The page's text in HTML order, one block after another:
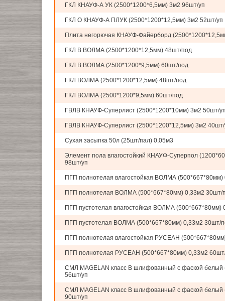
ГКЛ КНАУФ-А УК (2500*1200*6,5мм) 3м2 96шт/уп
ГКЛ О КНАУФ-А ПЛУК (2500*1200*12,5мм) 3м2 52шт/уп
Плита негорючая КНАУФ-Файерборд
ГКЛ В ВОЛМА (2500*1200*12,5мм) 48шт/под
ГКЛ В ВОЛМА (2500*1200*9,5мм) 60шт/под
ГКЛ ВОЛМА (2500*1200*12,5мм) 48шт/под
ГКЛ ВОЛМА (2500*1200*9,5мм) 60шт/под
ГВЛВ КНАУФ-Суперлист (2500*1200*10мм) 3м2 50шт/
ГВЛВ КНАУФ-Суперлист (2500*1200*12,5мм) 3м2 40шт/
Сухая засыпка 50л (25шт/пал) 0,05м3
Элемент пола влагостойкий КНАУФ-Суперпол
98шт/уп
ПГП полнотелая влагостойкая ВОЛМА
ПГП полнотелая ВОЛМА (500*667*80мм) 0,33м2 30шт/
ПГП пустотелая влагостойкая ВОЛМА (500*667*80мм)
ПГП пустотелая ВОЛМА (500*667*80мм) 0,33м2 30шт/
ПГП полнотелая влагостойкая РУСЕАН
ПГП полнотелая РУСЕАН (500*667*80мм) 0,33м2
СМЛ MAGELAN класс В шлифованный с фаской белый
56шт/уп
СМЛ MAGELAN класс В шлифованный с фаской белый
90шт/уп